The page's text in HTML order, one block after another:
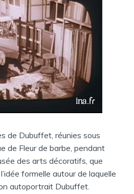
de Dubuffet, réunies sous
de Fleur de barbe, pendant
des arts décoratifs, que
formelle autour de laquelle
autoportrait Dubuffet.